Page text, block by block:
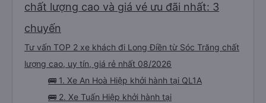
chất lượng cao và giá vé ưu đãi nhất: 3
chuyến
Tư vấn TOP 2 xe khách đi Long Điền từ Sóc Trăng chất
lượng cao, uy tín, giá rẻ nhất 08/2026
🚌 1. Xe An Hoà Hiệp khởi hành tại QL1A
🚌 2. Xe Tuấn Hiệp khởi hành tại